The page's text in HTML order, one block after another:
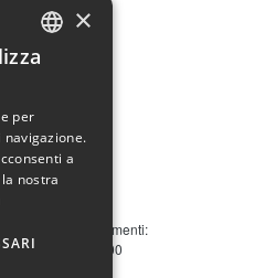
de Fiem n. 4
Center
case e appartamenti:
/ 15.30 - 19.00
×
per
a
nostra